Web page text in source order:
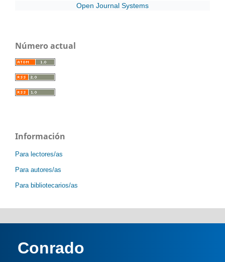
Open Journal Systems
Número actual
Información
Para lectores/as
Para autores/as
Para bibliotecarios/as
Conrado